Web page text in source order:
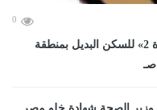
0
رئيس الوزراء يتفقد مشروع «روضة السيدة 2» للسكن البديل بمنطقة